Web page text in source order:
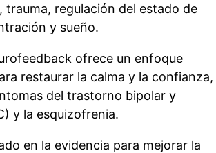
trauma, regulación del estado de
y sueño.
ofrece un enfoque
restaurar la calma y la confianza,
del trastorno bipolar y
y la esquizofrenia.
en la evidencia para mejorar la